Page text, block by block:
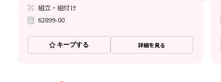
組立・組付け
62899-00
キープする 詳細を見る